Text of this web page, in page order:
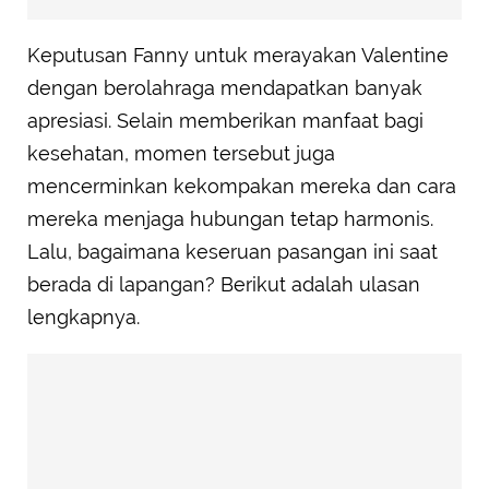
Keputusan Fanny untuk merayakan Valentine
dengan berolahraga mendapatkan banyak
apresiasi. Selain memberikan manfaat bagi
kesehatan, momen tersebut juga
mencerminkan kekompakan mereka dan cara
mereka menjaga hubungan tetap harmonis.
Lalu, bagaimana keseruan pasangan ini saat
berada di lapangan? Berikut adalah ulasan
lengkapnya.